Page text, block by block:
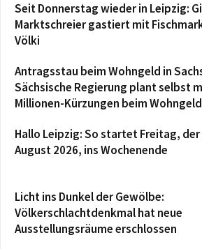
Seit Donnerstag wieder in Leipzig:
Marktschreier gastiert mit
Völki
Antragsstau beim Wohngeld in
Sächsische Regierung plant selbst
Millionen-Kürzungen beim Wohngeld
Hallo Leipzig: So startet Freitag, der
August 2026, ins Wochenende
Licht ins Dunkel der Gewölbe:
Völkerschlachtdenkmal hat neue
Ausstellungsräume erschlossen